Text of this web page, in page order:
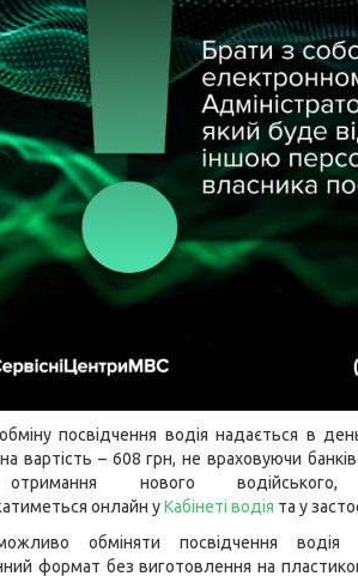
посвідчення водія надається в
вартість – 608 грн, не враховуючи
нового водійського,
онлайн уКабінеті водія та у
обміняти посвідчення водія
формат без виготовлення на